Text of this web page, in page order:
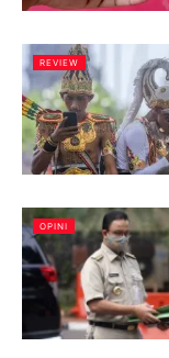
REVIEW
OPINI